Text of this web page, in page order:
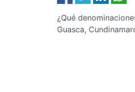
¿Qué
Guasca,